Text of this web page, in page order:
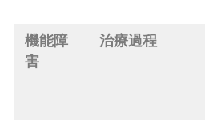
機能障
害
治療過程